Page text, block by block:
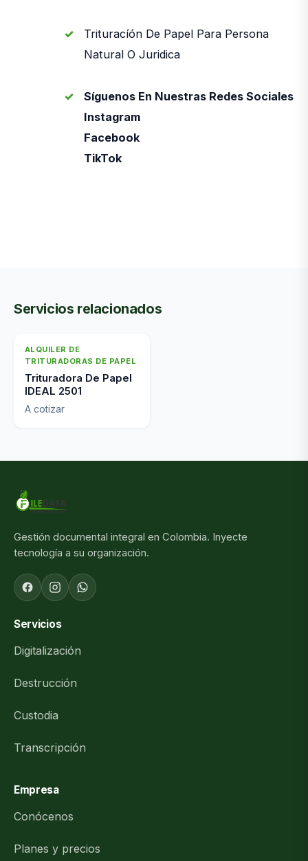
Trituracíón De Papel Para Persona
Natural O Juridica
Síguenos En Nuestras Redes Sociales
Instagram
Facebook
TikTok
Servicios relacionados
ALQUILER DE
TRITURADORAS DE PAPEL
Trituradora De Papel
IDEAL 2501
A cotizar
Gestión documental integral en Colombia. Inyecte
tecnología a su organización.
Servicios
Digitalización
Destrucción
Custodia
Transcripción
Empresa
Conócenos
Planes y precios